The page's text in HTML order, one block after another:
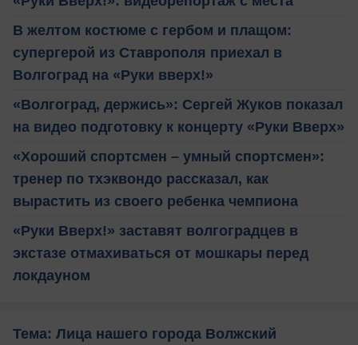
В желтом костюме с гербом и плащом:
супергерой из Ставрополя приехал в
Волгоград на «Руки вверх!»
«Волгоград, держись»: Сергей Жуков показал
на видео подготовку к концерту «Руки Вверх»
«Хороший спортсмен – умный спортсмен»:
тренер по тхэквондо рассказал, как
вырастить из своего ребенка чемпиона
«Руки Вверх!» заставят волгоградцев в
экстазе отмахиваться от мошкары перед
локдауном
Тема: Лица нашего города Волжский